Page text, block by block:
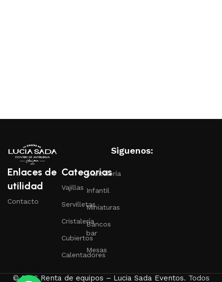
Enlaces de
utilidad
Contacto
Categorias
Vajillas
Servilletas
Cristalería
Cubiertos
Calentadores
Mantelería
Infantil
Miniaturas
Bancos
bar
Mesas
Siguenos:
© 2026Renta de equipos – Lucia Sada Eventos. Todos